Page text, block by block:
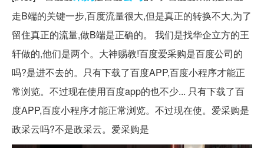
走B端的关键一步,百度流量很大,但是真正的转换不大,为了
留住真正的流量,做B端是正确的。 我们是找华企立方的王
轩做的,他们是两个。大神赐教!百度爱采购是百度公司的
吗?是进不去的。只有下载了百度APP,百度小程序才能正
常浏览。不过现在使用百度app的也不少... 只有下载了百
度APP,百度小程序才能正常浏览。不过现在使。爱采购是
政采云吗?不是政采云。爱采购是